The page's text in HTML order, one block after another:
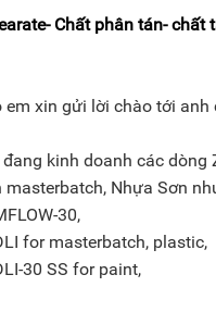
Chất phân tán- chất
em xin gửi lời chào tới anh
kinh doanh các dòng
Nhựa Sơn
30,
for masterbatch, plastic,
30 SS for paint,